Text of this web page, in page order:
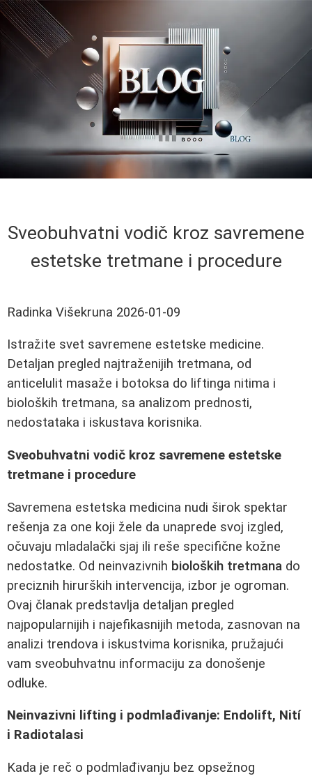
Sveobuhvatni vodič kroz savremene
estetske tretmane i procedure
Radinka Višekruna 2026-01-09
Istražite svet savremene estetske medicine.
Detaljan pregled najtraženijih tretmana, od
anticelulit masaže i botoksa do liftinga nitima i
bioloških tretmana, sa analizom prednosti,
nedostataka i iskustava korisnika.
Sveobuhvatni vodič kroz savremene estetske
tretmane i procedure
Savremena estetska medicina nudi širok spektar
rešenja za one koji žele da unaprede svoj izgled,
očuvaju mladalački sjaj ili reše specifične kožne
nedostatke. Od neinvazivnih bioloških tretmana do
preciznih hirurških intervencija, izbor je ogroman.
Ovaj članak predstavlja detaljan pregled
najpopularnijih i najefikasnijih metoda, zasnovan na
analizi trendova i iskustvima korisnika, pružajući
vam sveobuhvatnu informaciju za donošenje
odluke.
Neinvazivni lifting i podmlađivanje: Endolift, Nití
i Radiotalasi
Kada je reč o podmlađivanju bez opsežnog